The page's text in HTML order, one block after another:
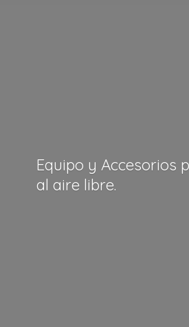
Equipo y Accesorios
al aire libre.